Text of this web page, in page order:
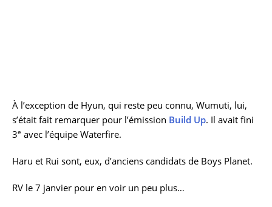
À l’exception de Hyun, qui reste peu connu, Wumuti, lui,
s’était fait remarquer pour l’émission Build Up. Il avait fini
3e avec l’équipe Waterfire.
Haru et Rui sont, eux, d’anciens candidats de Boys Planet.
RV le 7 janvier pour en voir un peu plus…